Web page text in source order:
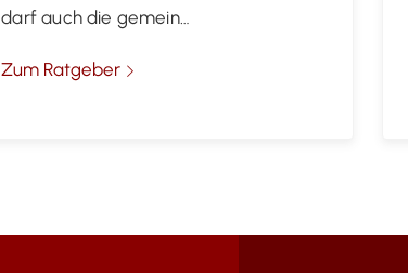
darf auch die gemein…
Zum Ratgeber